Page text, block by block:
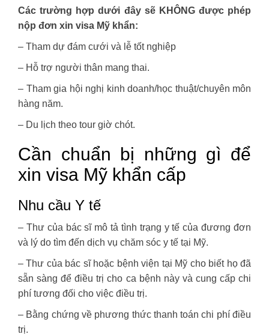
Các trường hợp dưới đây sẽ KHÔNG được phép
nộp đơn xin visa Mỹ khẩn:
– Tham dự đám cưới và lễ tốt nghiệp
– Hỗ trợ người thân mang thai.
– Tham gia hội nghị kinh doanh/học thuật/chuyên môn
hàng năm.
– Du lịch theo tour giờ chót.
Cần chuẩn bị những gì để
xin visa Mỹ khẩn cấp
Nhu cầu Y tế
– Thư của bác sĩ mô tả tình trạng y tế của đương đơn
và lý do tìm đến dịch vụ chăm sóc y tế tại Mỹ.
– Thư của bác sĩ hoặc bệnh viện tại Mỹ cho biết họ đã
sẵn sàng để điều trị cho ca bệnh này và cung cấp chi
phí tương đối cho việc điều trị.
– Bằng chứng về phương thức thanh toán chi phí điều
trị.